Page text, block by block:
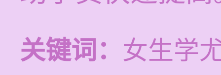
关键词： 女生学